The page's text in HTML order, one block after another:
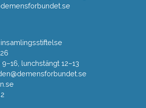
lunchstängt 12–13